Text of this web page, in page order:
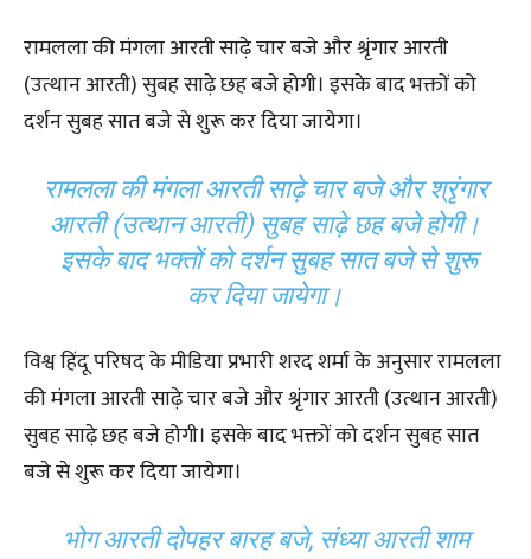
रामलला की मंगला आरती साढ़े चार बजे और श्रृंगार आरती
(उत्थान आरती) सुबह साढ़े छह बजे होगी। इसके बाद भक्तों को
दर्शन सुबह सात बजे से शुरू कर दिया जायेगा।
रामलला की मंगला आरती साढ़े चार बजे और श्रृंगार
आरती (उत्थान आरती) सुबह साढ़े छह बजे होगी।
इसके बाद भक्तों को दर्शन सुबह सात बजे से शुरू
कर दिया जायेगा।
विश्व हिंदू परिषद के मीडिया प्रभारी शरद शर्मा के अनुसार रामलला
की मंगला आरती साढ़े चार बजे और श्रृंगार आरती (उत्थान आरती)
सुबह साढ़े छह बजे होगी। इसके बाद भक्तों को दर्शन सुबह सात
बजे से शुरू कर दिया जायेगा।
भोग आरती दोपहर बारह बजे, संध्या आरती शाम